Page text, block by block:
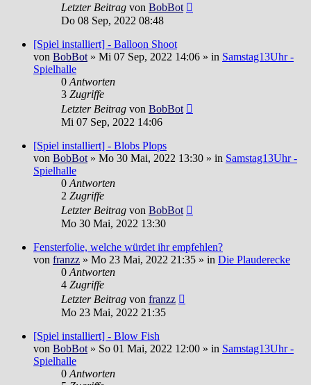
Letzter Beitrag von BobBot
Do 08 Sep, 2022 08:48
[Spiel installiert] - Balloon Shoot
von BobBot» Mi 07 Sep, 2022 14:06 » in Samstag13Uhr -
Spielhalle
0Antworten
3 Zugriffe
Letzter Beitrag von BobBot
Mi 07 Sep, 2022 14:06
[Spiel installiert] - Blobs Plops
von BobBot» Mo 30 Mai, 2022 13:30 » in Samstag13Uhr -
Spielhalle
0Antworten
2 Zugriffe
Letzter Beitrag von BobBot
Mo 30 Mai, 2022 13:30
Fensterfolie, welche würdet ihr empfehlen?
von franzz » Mo 23 Mai, 2022 21:35 » in Die Plauderecke
0Antworten
4 Zugriffe
Letzter Beitrag von franzz
Mo 23 Mai, 2022 21:35
[Spiel installiert] - Blow Fish
von BobBot» So 01 Mai, 2022 12:00 » in Samstag13Uhr -
Spielhalle
0Antworten